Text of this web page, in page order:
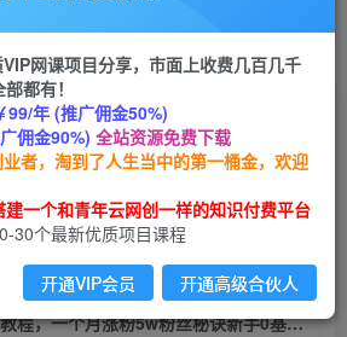
费 正文
教程，一个月涨粉5w粉丝秘
全套教程】
关注 私信
老人特效短视频创作教程，一个月涨粉5w粉丝秘诀新手0基础学习【全套教程】
网课项目分享，市面上收费几百几千
都有！
99/年 (推广佣金50%)
佣金90%) 全站资源免费下载
者，淘到了人生当中的第一桶金，欢迎
一个和青年云网创一样的知识付费平台
30个最新优质项目课程
开通VIP会员 开通高级合伙人